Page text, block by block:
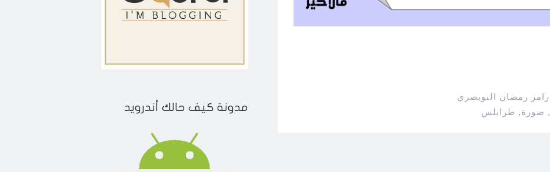
رامز رمضان النويصري
, صورة, طرابلس مدونة كيف حالك أندرويد